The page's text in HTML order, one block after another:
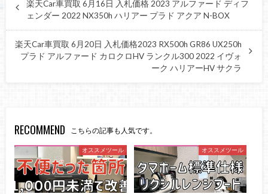
楽天Car車買取 6月16日 入札価格 2023 アルファード ディフ
ェンダー 2022 NX350h ハリアー プラド アクア N-BOX
楽天Car車買取 6月20日 入札価格2023 RX500h GR86 UX250h
プラド アルファード カロクロHV ランクル300 2022 イヴォ
ーク ハリアーHV サクラ
RECOMMEND こちらの記事も人気です。
オススメツール オススメツール